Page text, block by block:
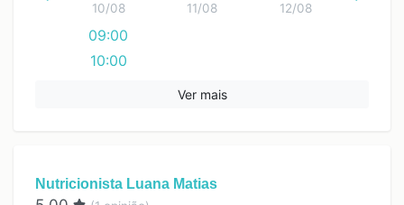
10/08
09:00
10:00
15:00
11/08 12/08
Ver mais
Nutricionista Luana Matias